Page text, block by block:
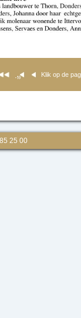
Klik op de
25 00